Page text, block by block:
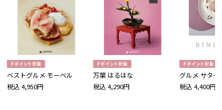
ベストグルメ モーベル
税込 4,950円
万葉 はるはな
税込 4,290円
グルメ サター
税込 4,400円